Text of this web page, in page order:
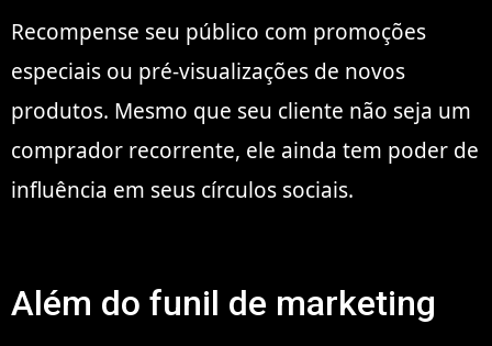
Recompense seu público com promoções
especiais ou pré-visualizações de novos
produtos. Mesmo que seu cliente não seja um
comprador recorrente, ele ainda tem poder de
influência em seus círculos sociais.
Além do funil de marketing